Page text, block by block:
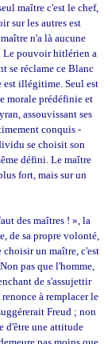
maître c'est le chef,
sur les autres est
n'a là aucune
Le pouvoir hitlérien a
se réclame ce Blanc
est illégitime. Seul est
morale prédéfinie et
assouvissant ses
conquis -
se choisit son
défini. Le maître
fort, mais sur un
des maîtres ! », la
de sa propre volonté,
choisir un maître, c'est
pas que l'homme,
de s'assujettir
à remplacer le
Freud ; non
d'être une attitude